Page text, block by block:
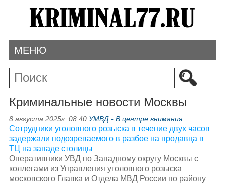
МЕНЮ
Криминальные новости Москвы
8 августа 2025г. 08:40 УМВД - В центре внимания
Сотрудники уголовного розыска в течение двух часов
задержали подозреваемого в разбое на продавца в
ТЦ на западе столицы
Оперативники УВД по Западному округу Москвы с
коллегами из Управления уголовного розыска
московского Главка и Отдела МВД России по району